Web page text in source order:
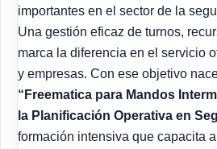
importantes en el sector de la
Una gestión eficaz de turnos,
marca la diferencia en el servicio
y empresas. Con ese objetivo
“Freematica para Mandos
la Planificación Operativa en
formación intensiva que capacita